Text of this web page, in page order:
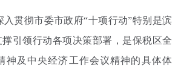
入贯彻市委市政府“十项行动”特别是滨
引领行动各项决策部署，是保税区全
神及中央经济工作会议精神的具体体